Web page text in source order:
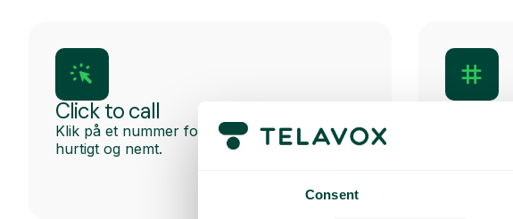
Consent
Click to call
Klik på et nummer for at ringe op direkte –
hurtigt og nemt.